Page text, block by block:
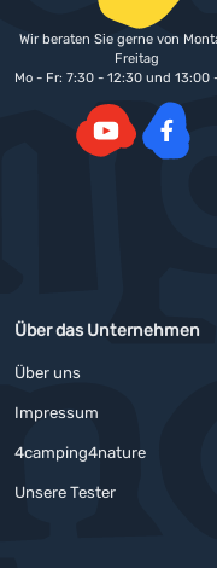
Über das Unternehmen
Über uns
Impressum
4camping4nature
Unsere Tester
Wir beraten Sie gerne von
Freitag
Mo - Fr: 7:30 - 12:30 und 13:00